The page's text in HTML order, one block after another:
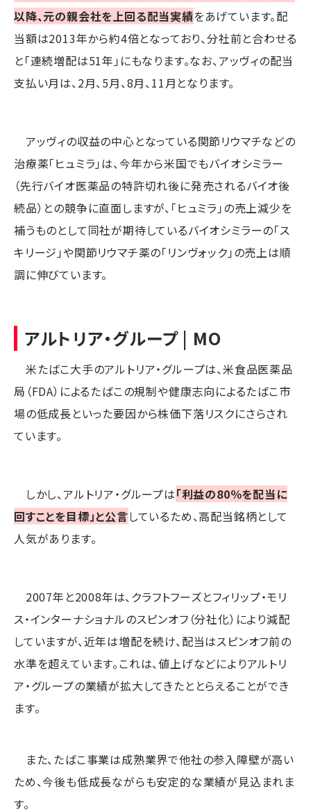
以降、元の親会社を上回る配当実績をあげています。配
当額は2013年から約4倍となっており、分社前と合わせる
と「連続増配は51年」にもなります。なお、アッヴィの配当
支払い月は、2月、5月、8月、11月となります。
アッヴィの収益の中心となっている関節リウマチなどの
治療薬「ヒュミラ」は、今年から米国でもバイオシミラー
（先行バイオ医薬品の特許切れ後に発売されるバイオ後
続品）との競争に直面しますが、「ヒュミラ」の売上減少を
補うものとして同社が期待しているバイオシミラーの「ス
キリージ」や関節リウマチ薬の「リンヴォック」の売上は順
調に伸びています。
アルトリア・グループ | MO
米たばこ大手のアルトリア・グループは、米食品医薬品
局（FDA）によるたばこの規制や健康志向によるたばこ市
場の低成長といった要因から株価下落リスクにさらされ
ています。
しかし、アルトリア・グループは「利益の80％を配当に
回すことを目標」と公言しているため、高配当銘柄として
人気があります。
2007年と2008年は、クラフトフーズとフィリップ・モリ
ス・インターナショナルのスピンオフ（分社化）により減配
していますが、近年は増配を続け、配当はスピンオフ前の
水準を超えています。これは、値上げなどによりアルトリ
ア・グループの業績が拡大してきたととらえることができ
ます。
また、たばこ事業は成熟業界で他社の参入障壁が高い
ため、今後も低成長ながらも安定的な業績が見込まれま
す。